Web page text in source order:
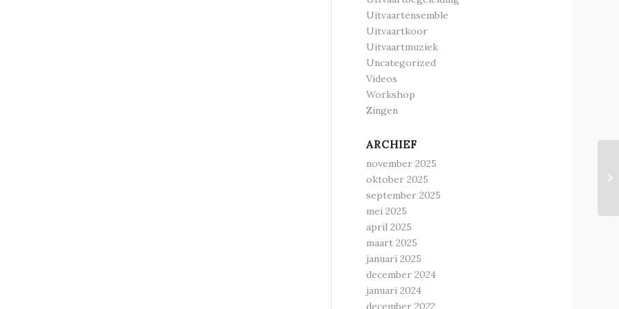
Uitvaartensemble
Uitvaartkoor
Uitvaartmuziek
Uncategorized
Videos
Workshop
Zingen
ARCHIEF
november 2025
oktober 2025
september 2025
mei 2025
april 2025
maart 2025
januari 2025
december 2024
januari 2024
december 2022